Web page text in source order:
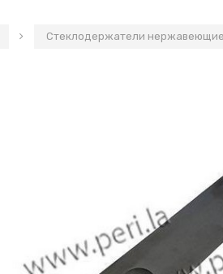
Стеклодержатели нержавеющие